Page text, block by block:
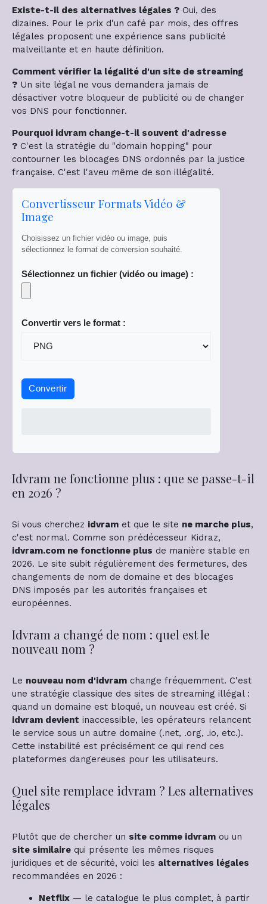
i
t
è
r
s
c
h
o
s
s
Existe-t-il des alternatives légales ? Oui, des
dizaines. Pour le prix d'un café par mois, des offres
légales proposent une expérience sans publicité
malveillante et en haute définition.
Comment vérifier la légalité d'un site de streaming
? Un site légal ne vous demandera jamais de
désactiver votre bloqueur de publicité ou de changer
vos DNS pour fonctionner.
Pourquoi idvram change-t-il souvent d'adresse
? C'est la stratégie du "domain hopping" pour
contourner les blocages DNS ordonnés par la justice
française. C'est l'aveu même de son illégalité.
Convertisseur Formats Vidéo &
Image
Choisissez un fichier vidéo ou image, puis
sélectionnez le format de conversion souhaité.
Sélectionnez un fichier (vidéo ou image) :
Convertir vers le format :
Convertir
Idvram ne fonctionne plus : que se passe-t-il
en 2026 ?
Si vous cherchez idvram et que le site ne marche plus,
c'est normal. Comme son prédécesseur Kidraz,
idvram.com ne fonctionne plus de manière stable en
2026. Le site subit régulièrement des fermetures, des
changements de nom de domaine et des blocages
DNS imposés par les autorités françaises et
européennes.
Idvram a changé de nom : quel est le
nouveau nom ?
Le nouveau nom d'idvram change fréquemment. C'est
une stratégie classique des sites de streaming illégal :
quand un domaine est bloqué, un nouveau est créé. Si
idvram devient inaccessible, les opérateurs relancent
le service sous un autre domaine (.net, .org, .io, etc.).
Cette instabilité est précisément ce qui rend ces
plateformes dangereuses pour les utilisateurs.
Quel site remplace idvram ? Les alternatives
légales
Plutôt que de chercher un site comme idvram ou un
site similaire qui présente les mêmes risques
juridiques et de sécurité, voici les alternatives légales
recommandées en 2026 :
Netflix — le catalogue le plus complet, à partir